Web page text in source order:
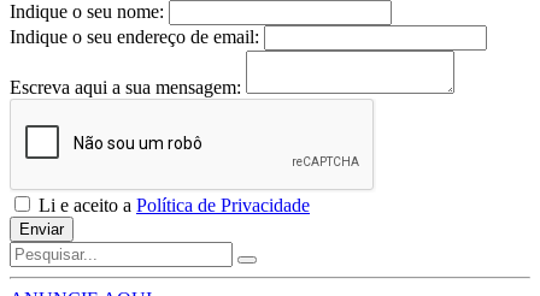
Indique o seu nome:
Indique o seu endereço de email:
Escreva aqui a sua mensagem:
Li e aceito a Política de Privacidade
Enviar